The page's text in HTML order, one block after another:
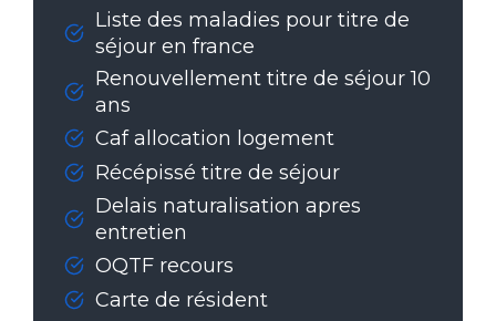
Liste des maladies pour titre de
séjour en france
Renouvellement titre de séjour 10
ans
Caf allocation logement
Récépissé titre de séjour
Delais naturalisation apres
entretien
OQTF recours
Carte de résident